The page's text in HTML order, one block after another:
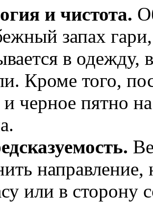
и чистота.
запах
в одежду,
Кроме того,
и черное пятно
или в сторону